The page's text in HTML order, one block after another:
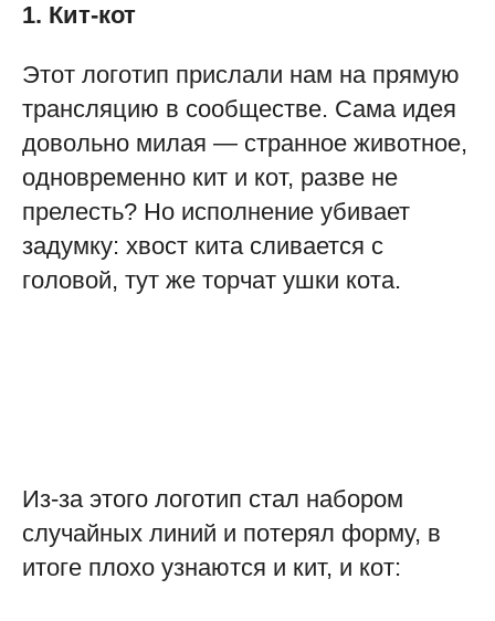
1. Кит-кот
Этот логотип прислали нам на прямую
трансляцию в сообществе. Сама идея
довольно милая — странное животное,
одновременно кит и кот, разве не
прелесть? Но исполнение убивает
задумку: хвост кита сливается с
головой, тут же торчат ушки кота.
Из-за этого логотип стал набором
случайных линий и потерял форму, в
итоге плохо узнаются и кит, и кот: